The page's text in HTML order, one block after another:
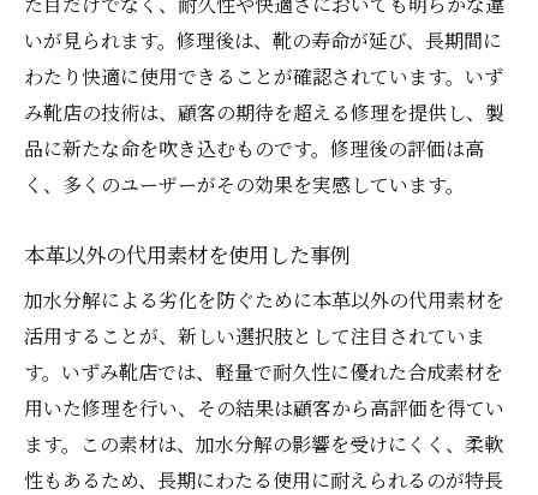
いが見られます。修理後は、靴の寿命が延び、長期間に
わたり快適に使用できることが確認されています。いず
み靴店の技術は、顧客の期待を超える修理を提供し、製
品に新たな命を吹き込むものです。修理後の評価は高
く、多くのユーザーがその効果を実感しています。
本革以外の代用素材を使用した事例
加水分解による劣化を防ぐために本革以外の代用素材を
活用することが、新しい選択肢として注目されていま
す。いずみ靴店では、軽量で耐久性に優れた合成素材を
用いた修理を行い、その結果は顧客から高評価を得てい
ます。この素材は、加水分解の影響を受けにくく、柔軟
性もあるため、長期にわたる使用に耐えられるのが特長